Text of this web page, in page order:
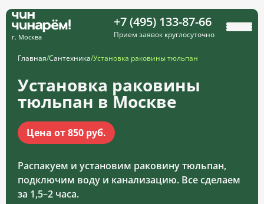
г. Москва
+7 (495) 133-87-66
Прием заявок круглосуточно
Главная/Сантехника/Установка раковины тюльпан
Установка раковины
тюльпан в Москве
Цена от 850 руб.
Распакуем и установим раковину тюльпан,
подключим воду и канализацию. Все сделаем
за 1,5–2 часа.